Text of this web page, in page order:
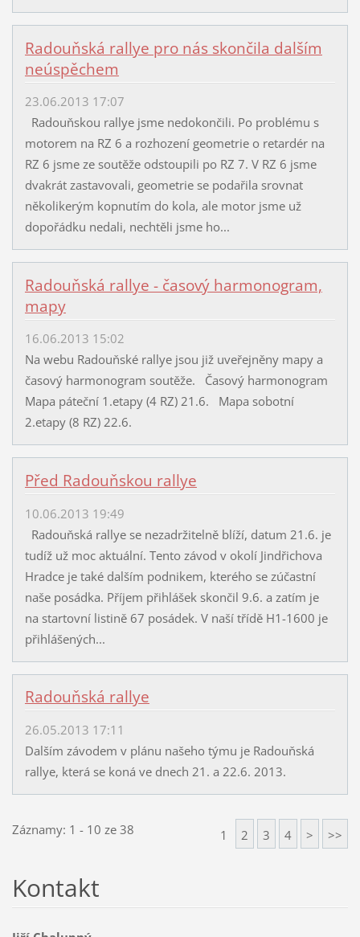
Radouňská rallye pro nás skončila dalším
neúspěchem
23.06.2013 17:07
Radouňskou rallye jsme nedokončili. Po problému s
motorem na RZ 6 a rozhození geometrie o retardér na
RZ 6 jsme ze soutěže odstoupili po RZ 7. V RZ 6 jsme
dvakrát zastavovali, geometrie se podařila srovnat
několikerým kopnutím do kola, ale motor jsme už
dopořádku nedali, nechtěli jsme ho...
Radouňská rallye - časový harmonogram,
mapy
16.06.2013 15:02
Na webu Radouňské rallye jsou již uveřejněny mapy a
časový harmonogram soutěže. Časový harmonogram
Mapa páteční 1.etapy (4 RZ) 21.6. Mapa sobotní
2.etapy (8 RZ) 22.6.
Před Radouňskou rallye
10.06.2013 19:49
Radouňská rallye se nezadržitelně blíží, datum 21.6. je
tudíž už moc aktuální. Tento závod v okolí Jindřichova
Hradce je také dalším podnikem, kterého se zúčastní
naše posádka. Příjem přihlášek skončil 9.6. a zatím je
na startovní listině 67 posádek. V naší třídě H1-1600 je
přihlášených...
Radouňská rallye
26.05.2013 17:11
Dalším závodem v plánu našeho týmu je Radouňská
rallye, která se koná ve dnech 21. a 22.6. 2013.
Záznamy: 1 - 10 ze 38 1 2 3 4 > >>
Kontakt